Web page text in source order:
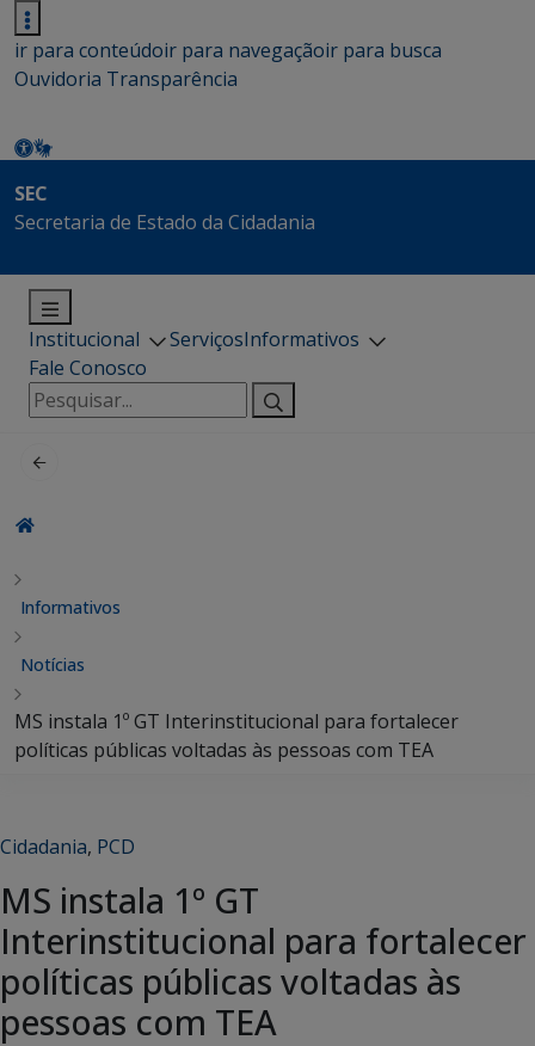
ir para conteúdoir para navegaçãoir para busca
Ouvidoria Transparência
SEC
Secretaria de Estado da Cidadania
Institucional ServiçosInformativos
Fale Conosco
Pesquisar
por:
Informativos
Notícias
MS instala 1º GT Interinstitucional para fortalecer
políticas públicas voltadas às pessoas com TEA
Cidadania, PCD
MS instala 1º GT
Interinstitucional para fortalecer
políticas públicas voltadas às
pessoas com TEA